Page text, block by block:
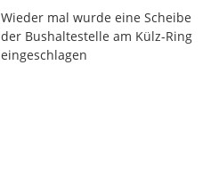
Wieder mal wurde eine Scheibe
der Bushaltestelle am Külz-Ring
eingeschlagen